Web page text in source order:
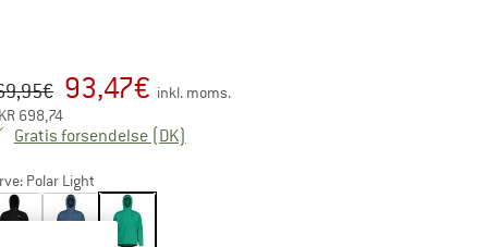
pris :
€ 93,47€ inkl. moms.
698,74
Gratis forsendelse (DK)
Polar Light